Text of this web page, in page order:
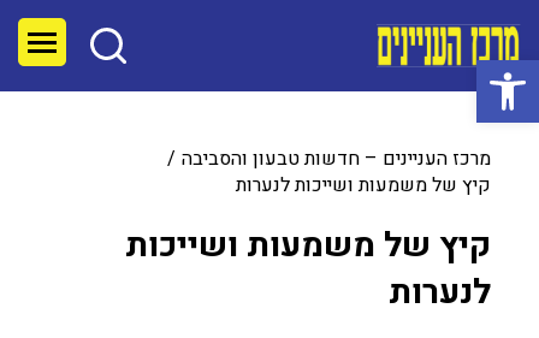
פתח סרגל נגישות
מרכז העניינים – חדשות טבעון והסביבה
קיץ של משמעות ושייכות לנערות
קיץ של משמעות ושייכות
לנערות